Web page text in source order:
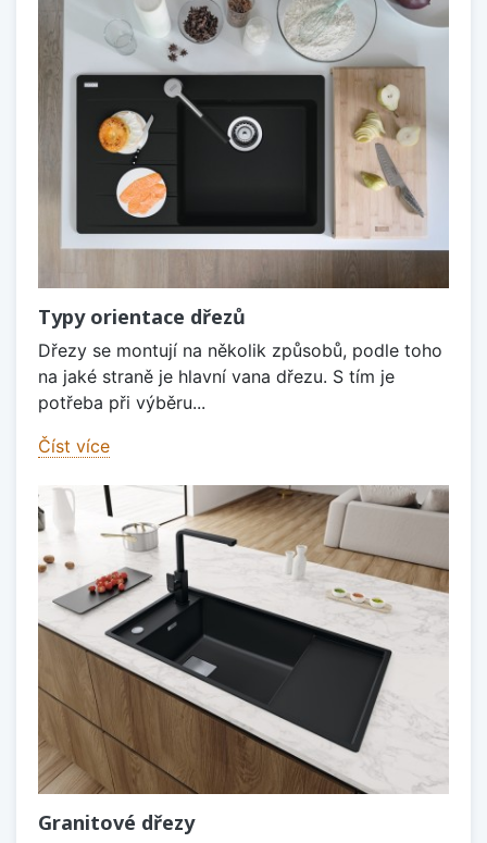
Typy orientace dřezů
Dřezy se montují na několik způsobů, podle toho
na jaké straně je hlavní vana dřezu. S tím je
potřeba při výběru...
Číst více
Granitové dřezy